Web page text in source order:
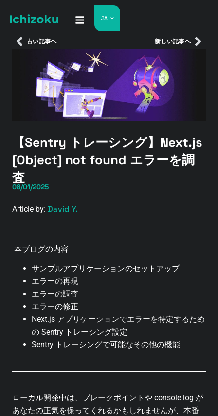
JA
古い記事へ 新しい記事へ
【Sentry トレーシング】Next.js
[Object] not found エラーを調
査
08/01/2025
Article by: David Y.
本ブログの内容
サンプルアプリケーションのセットアップ
エラーの再現
エラーの調査
エラーの修正
Next.js アプリケーションでエラーを特定するため
の Sentry トレーシング設定
Sentry トレーシングで可能なその他の機能
ローカル開発中は、ブレークポイントや console.log が
あなたの正気を保ってくれるかもしれませんが、本番